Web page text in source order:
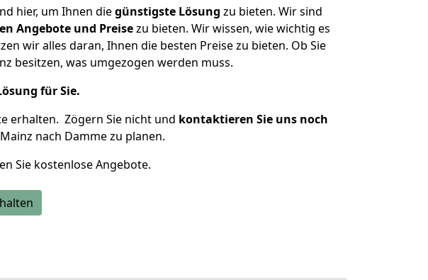
hier, um Ihnen diegünstigste Lösung zu bieten. Wir sind
Angebote und Preisezu bieten. Wir wissen, wie wichtig es
wir alles daran, Ihnen die besten Preise zu bieten. Ob Sie
besitzen, was umgezogen werden muss.
für Sie.
erhalten. Zögern Sie nicht und kontaktieren Sie uns noch
nach Damme zu planen.
Sie kostenlose Angebote.